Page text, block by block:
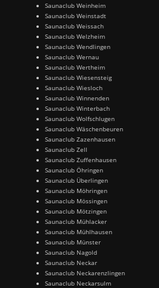
Saunaclub Weinheim
Saunaclub Weinstadt
Saunaclub Weissach
Saunaclub Welzheim
Saunaclub Wendlingen
Saunaclub Wernau
Saunaclub Wertheim
Saunaclub Wiesensteig
Saunaclub Wiesloch
Saunaclub Winnenden
Saunaclub Winterbach
Saunaclub Wolfschlugen
Saunaclub Wäschenbeuren
Saunaclub Zazenhausen
Saunaclub Zell
Saunaclub Zuffenhausen
Saunaclub Öhringen
Saunaclub Überlingen
Saunaclub Möhringen
Saunaclub Mössingen
Saunaclub Mötzingen
Saunaclub Mühlacker
Saunaclub Mühlhausen
Saunaclub Münster
Saunaclub Nagold
Saunaclub Neckar
Saunaclub Neckarenzlingen
Saunaclub Neckarsulm